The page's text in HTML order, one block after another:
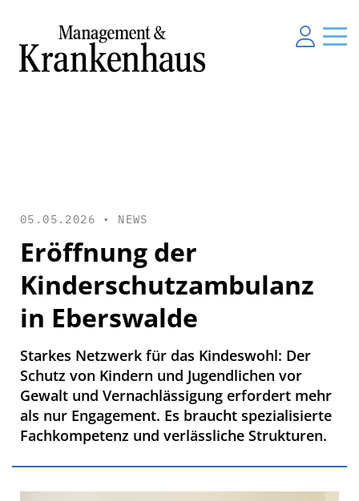
05.05.2026 • NEWS
Eröffnung der
Kinderschutzambulanz
in Eberswalde
Starkes Netzwerk für das Kindeswohl: Der
Schutz von Kindern und Jugendlichen vor
Gewalt und Vernachlässigung erfordert mehr
als nur Engagement. Es braucht spezialisierte
Fachkompetenz und verlässliche Strukturen.